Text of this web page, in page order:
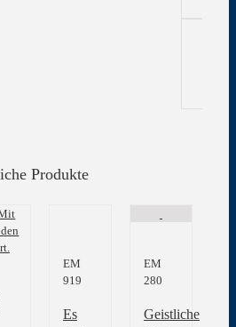
Produkte
EM
919
Es
EM
280
Geistliche